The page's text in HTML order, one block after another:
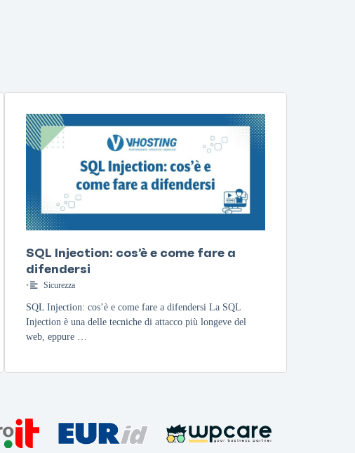
SQL Injection: cos’è e come fare a
difendersi
• Sicurezza
SQL Injection: cos’è e come fare a difendersi La SQL
Injection è una delle tecniche di attacco più longeve del
web, eppure …